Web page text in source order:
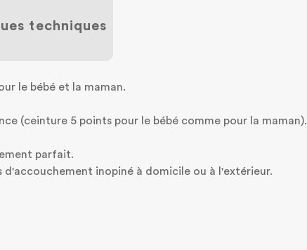
techniques
le bébé et la maman.
(ceinture 5 points pour le bébé comme pour la maman).
parfait.
d'accouchement inopiné à domicile ou à l'extérieur.